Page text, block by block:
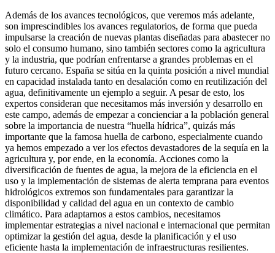
Además de los avances tecnológicos, que veremos más adelante,
son imprescindibles los avances regulatorios, de forma que pueda
impulsarse la creación de nuevas plantas diseñadas para abastecer no
solo el consumo humano, sino también sectores como la agricultura
y la industria, que podrían enfrentarse a grandes problemas en el
futuro cercano. España se sitúa en la quinta posición a nivel mundial
en capacidad instalada tanto en desalación como en reutilización del
agua, definitivamente un ejemplo a seguir. A pesar de esto, los
expertos consideran que necesitamos más inversión y desarrollo en
este campo, además de empezar a concienciar a la población general
sobre la importancia de nuestra “huella hídrica”, quizás más
importante que la famosa huella de carbono, especialmente cuando
ya hemos empezado a ver los efectos devastadores de la sequía en la
agricultura y, por ende, en la economía. Acciones como la
diversificación de fuentes de agua, la mejora de la eficiencia en el
uso y la implementación de sistemas de alerta temprana para eventos
hidrológicos extremos son fundamentales para garantizar la
disponibilidad y calidad del agua en un contexto de cambio
climático. Para adaptarnos a estos cambios, necesitamos
implementar estrategias a nivel nacional e internacional que permitan
optimizar la gestión del agua, desde la planificación y el uso
eficiente hasta la implementación de infraestructuras resilientes.